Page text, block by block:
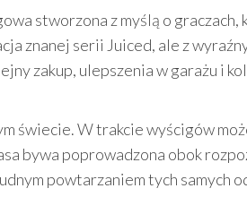
stworzona z myślą o graczach,
znanej serii Juiced, ale z
zakup, ulepszenia w garażu i
świecie. W trakcie wyścigów
bywa poprowadzona obok
powtarzaniem tych samych